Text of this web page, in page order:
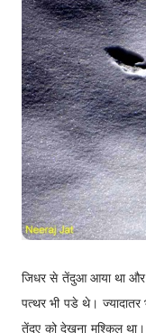
जिधर से तेंदुआ आया था और
पत्थर भी पडे थे।
तेंदुए को देखना मुश्किल